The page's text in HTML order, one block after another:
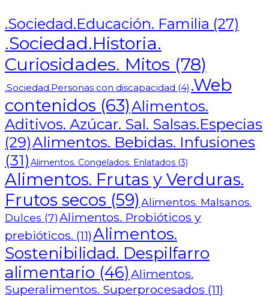
.Sociedad.Educación. Familia (27)
.Sociedad.Historia.
Curiosidades. Mitos (78)
.Sociedad.Personas con discapacidad (4) .Web
contenidos (63)Alimentos.
Aditivos. Azúcar. Sal. Salsas.Especias
(29)Alimentos. Bebidas. Infusiones
(31) Alimentos. Congelados. Enlatados (3)
Alimentos. Frutas y Verduras.
Frutos secos (59) Alimentos. Malsanos.
Dulces (7)Alimentos. Probióticos y
prebióticos. (11)Alimentos.
Sostenibilidad. Despilfarro
alimentario (46) Alimentos.
Superalimentos. Superprocesados (11)